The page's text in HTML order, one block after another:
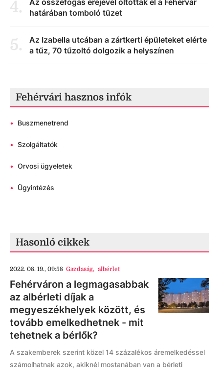
4.
Az összefogás erejével oltották el a Fehérvár
határában tomboló tüzet
5.
Az Izabella utcában a zártkerti épületeket elérte
a tűz, 70 tűzoltó dolgozik a helyszínen
Fehérvári hasznos infók
• Buszmenetrend
• Szolgáltatók
• Orvosi ügyeletek
• Ügyintézés
Hasonló cikkek
2022. 08. 19., 09:58 Gazdaság, albérlet
Fehérváron a legmagasabbak
az albérleti díjak a
megyeszékhelyek között, és
tovább emelkedhetnek - mit
tehetnek a bérlők?
A szakemberek szerint közel 14 százalékos áremelkedéssel
számolhatnak azok, akiknél mostanában van a bérleti